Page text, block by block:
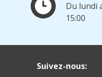
Du lundi
15:00
Suivez-nous: